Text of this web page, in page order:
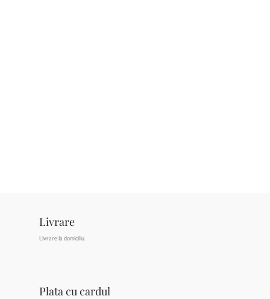
Livrare
Livrare la domiciliu.
Plata cu cardul